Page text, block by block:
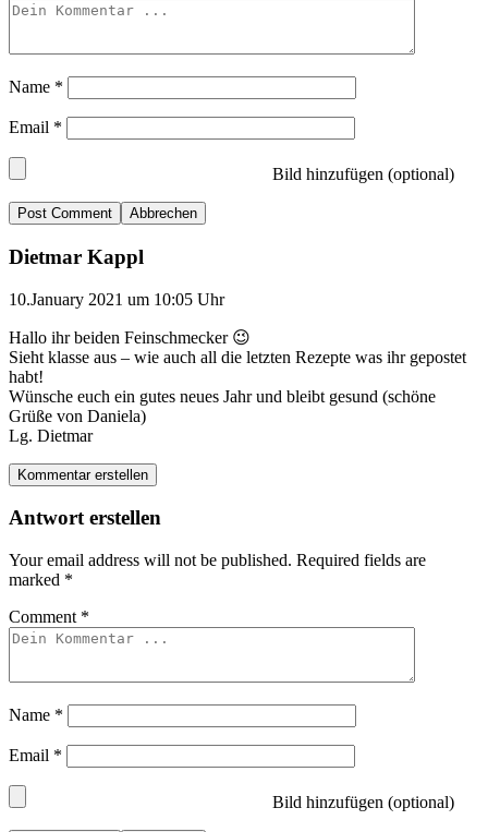
Name *
Email *
Bild hinzufügen (optional)
Abbrechen
Dietmar Kappl
10.January 2021 um 10:05 Uhr
Hallo ihr beiden Feinschmecker 😉
Sieht klasse aus – wie auch all die letzten Rezepte was ihr gepostet
habt!
Wünsche euch ein gutes neues Jahr und bleibt gesund (schöne
Grüße von Daniela)
Lg. Dietmar
Kommentar erstellen
Antwort erstellen
Your email address will not be published. Required fields are
marked *
Comment *
Name *
Email *
Bild hinzufügen (optional)